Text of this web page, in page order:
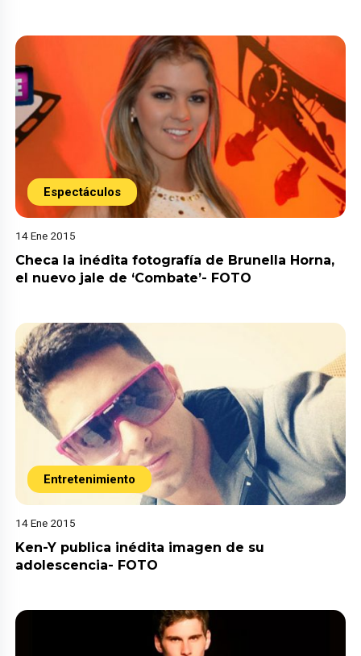
Espectáculos
14 Ene 2015
Checa la inédita fotografía de Brunella Horna,
el nuevo jale de ‘Combate’- FOTO
Entretenimiento
14 Ene 2015
Ken-Y publica inédita imagen de su
adolescencia- FOTO